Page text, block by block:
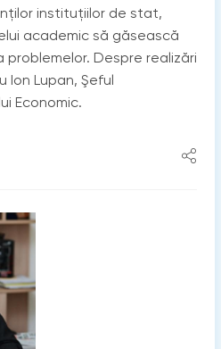
instituţiilor de stat,
academic să găsească
Despre realizări
Ion Lupan, Şeful
Economic.